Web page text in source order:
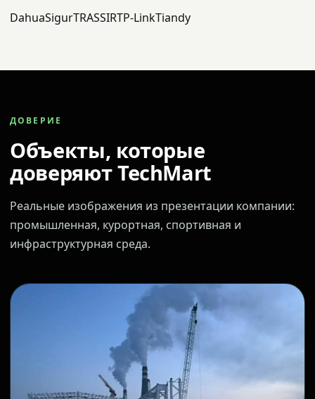
DahuaSigurTRASSIRTP-LinkTiandy
ДОВЕРИЕ
Объекты, которые
доверяют TechMart
Реальные изображения из презентации компании:
промышленная, курортная, спортивная и
инфраструктурная среда.